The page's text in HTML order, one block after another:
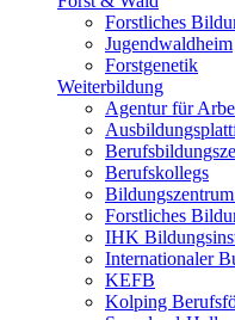
Forstliches
Jugendwaldheim
Forstgenetik
Weiterbildung
Agentur für
Berufskollegs
Forstliches
IHK
Internationaler
KEFB
Kolping